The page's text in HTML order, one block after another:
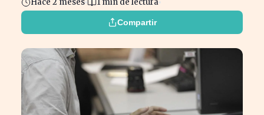
Hace 2 meses 1 min de lectura
Compartir